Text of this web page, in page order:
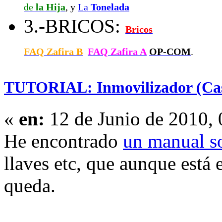
de la Hija, y La Tonelada
3.-BRICOS: Bricos
FAQ Zafira B FAQ Zafira A OP-COM.
TUTORIAL: Inmovilizador
« en: 12 de Junio de 2010,
He encontrado un manual
llaves etc, que aunque
queda.